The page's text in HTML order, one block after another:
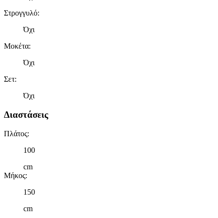
Στρογγυλό:
Όχι
Μοκέτα:
Όχι
Σετ:
Όχι
Διαστάσεις
Πλάτος:
100
cm
Μήκος:
150
cm